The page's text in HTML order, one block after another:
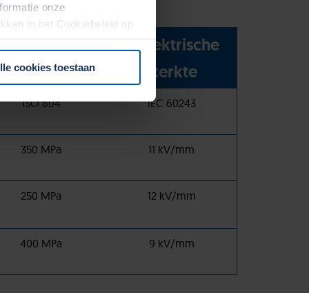
onze
in het Cookiebeleid op
cookies toestaan
Diëlektrische
sterkte
ISO 604 IEC 60243
350 MPa 11 kV/mm
250 MPa 12 kV/mm
400 MPa 9 kV/mm